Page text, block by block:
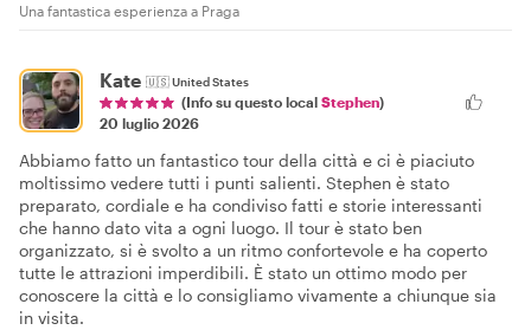
Una fantastica esperienza a Praga
Kate 🇺🇸United States
(Info su questo local Stephen)
20 luglio 2026
Abbiamo fatto un fantastico tour della città e ci è piaciuto
moltissimo vedere tutti i punti salienti. Stephen è stato
preparato, cordiale e ha condiviso fatti e storie interessanti
che hanno dato vita a ogni luogo. Il tour è stato ben
organizzato, si è svolto a un ritmo confortevole e ha coperto
tutte le attrazioni imperdibili. È stato un ottimo modo per
conoscere la città e lo consigliamo vivamente a chiunque sia
in visita.